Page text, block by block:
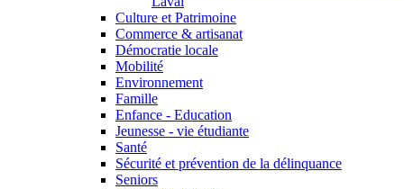
Culture et Patrimoine
Commerce & artisanat
Démocratie locale
Mobilité
Environnement
Famille
Enfance - Education
Jeunesse - vie étudiante
Santé
Sécurité et prévention de la délinquance
Seniors